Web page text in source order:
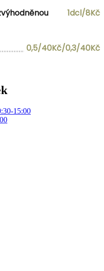
1dcl/8Kč
0,5/40Kč/0,3/40Kč
15:00